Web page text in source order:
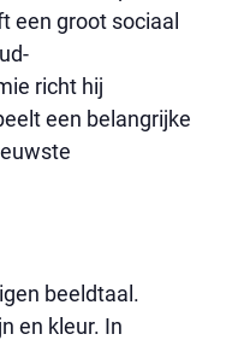
een groot sociaal
richt hij
een belangrijke
beeldtaal.
en kleur. In